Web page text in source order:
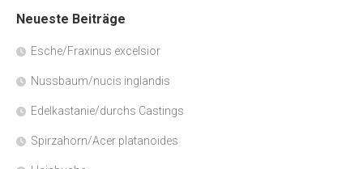
Neueste Beiträge
Esche/Fraxinus excelsior
Nussbaum/nucis inglandis
Edelkastanie/durchs Castings
Spirzahorn/Acer platanoides